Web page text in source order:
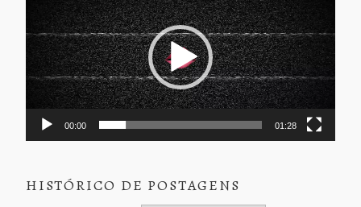
vídeo
00:00 01:28
HISTÓRICO DE POSTAGENS